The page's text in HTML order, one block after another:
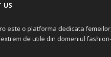
US
este o platforma dedicata
de utile din domeniul